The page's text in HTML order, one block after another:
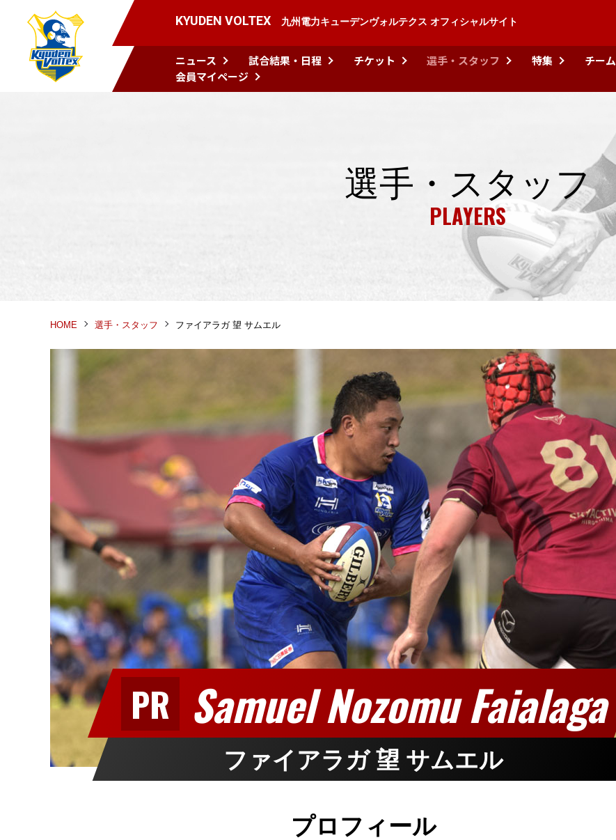
KYUDEN VOLTEX 九州電力キューデンヴォルテクス オフィシャルサイト
ニュース 試合結果・日程 チケット 選手・スタッフ 特集 チーム
会員マイページ
選手・スタッフ
PLAYERS
HOME 選手・スタッフ ファイアラガ 望 サムエル
PR Samuel Nozomu Faialaga
ファイアラガ 望 サムエル
プロフィール